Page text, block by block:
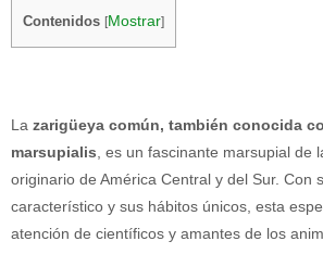
Contenidos [Mostrar]
La zarigüeya común, también conocida
marsupialis , es un fascinante marsupial de
originario de América Central y del Sur. Con
característico y sus hábitos únicos, esta
atención de científicos y amantes de los